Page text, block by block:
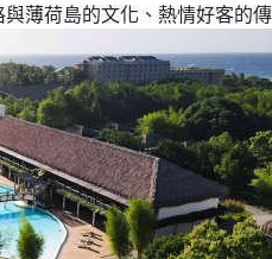
薄荷島的文化、熱情好客的